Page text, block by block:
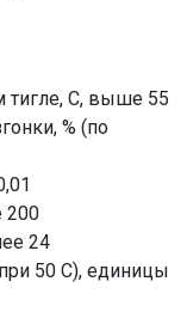
тигле, С, выше 55
% (по
200
24
50 С), единицы